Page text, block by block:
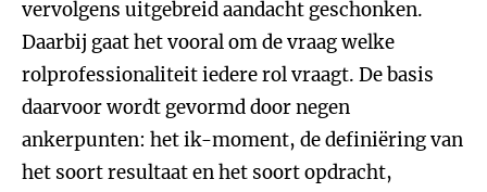
vervolgens uitgebreid aandacht geschonken.
Daarbij gaat het vooral om de vraag welke
rolprofessionaliteit iedere rol vraagt. De basis
daarvoor wordt gevormd door negen
ankerpunten: het ik-moment, de definiëring van
het soort resultaat en het soort opdracht,